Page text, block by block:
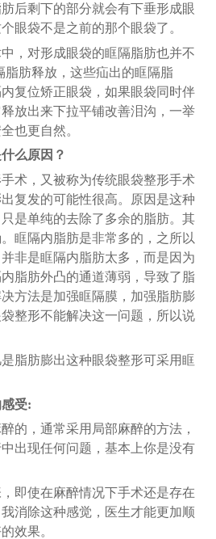
后剩下的部分就会有下垂形成眼
眼袋不是之前的那个眼袋了。
，对形成眼袋的眶隔脂肪也并不
脂肪释放，这些疝出的眶隔脂
复位矫正眼袋，如果眼袋同时伴
放出来下拉平铺改善泪沟，一举
也更自然。
么原因？
术，又被称为传统眼袋整形手术
复发的可能性很高。原因是这种
是单纯的去除了多余的脂肪。其
眶隔内脂肪是非常多的，之所以
非是眶隔内脂肪太多，而是因为
脂肪外凸的通道薄弱，导致了脂
方法是加强眶隔膜，加强脂肪膨
整形不能解决这一问题，所以说
脂肪膨出这种眼袋整形可采用眶
受:
的，通常采用局部麻醉的方法，
出现任何问题，基本上你是没有
即使在麻醉情况下手术还是存在
消除这种感觉，医生才能更加顺
效果。